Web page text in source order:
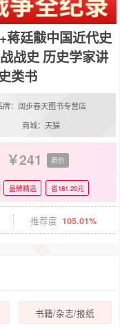
蒋廷黻中国近代史
战史 历史学家讲
类书
牌：阔步春天图书专营店
商城：天猫
241 原价
品牌精选 省181.20元
推荐度 105.01%
书籍/杂志/报纸